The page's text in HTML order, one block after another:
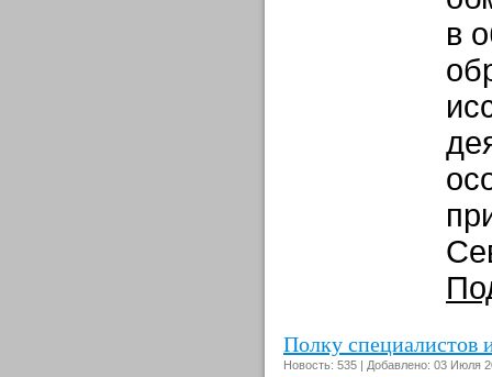
в
Полку специалистов
Новость: 535 | Добавлено: 03 Июля